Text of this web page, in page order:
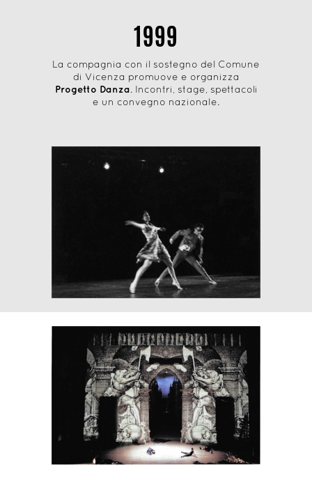
1999
La compagnia con il sostegno del Comune
di Vicenza promuove e organizza
Progetto Danza. Incontri, stage, spettacoli
e un convegno nazionale.